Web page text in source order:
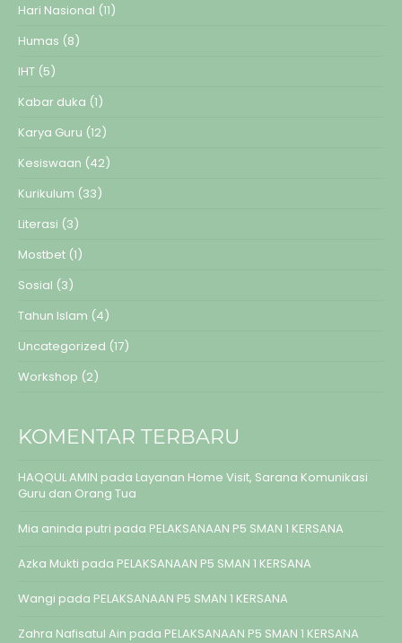
Hari Nasional (11)
Humas (8)
IHT (5)
Kabar duka (1)
Karya Guru (12)
Kesiswaan (42)
Kurikulum (33)
Literasi (3)
Mostbet (1)
Sosial (3)
Tahun Islam (4)
Uncategorized (17)
Workshop (2)
KOMENTAR TERBARU
HAQQUL AMIN pada Layanan Home Visit, Sarana Komunikasi
Guru dan Orang Tua
Mia aninda putri pada PELAKSANAAN P5 SMAN 1 KERSANA
Azka Mukti pada PELAKSANAAN P5 SMAN 1 KERSANA
Wangi pada PELAKSANAAN P5 SMAN 1 KERSANA
Zahra Nafisatul Ain pada PELAKSANAAN P5 SMAN 1 KERSANA